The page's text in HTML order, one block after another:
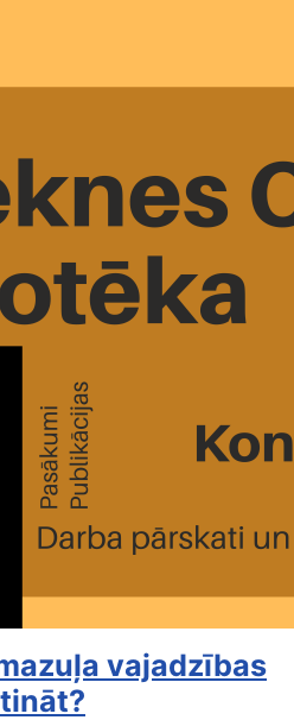
vajadzības